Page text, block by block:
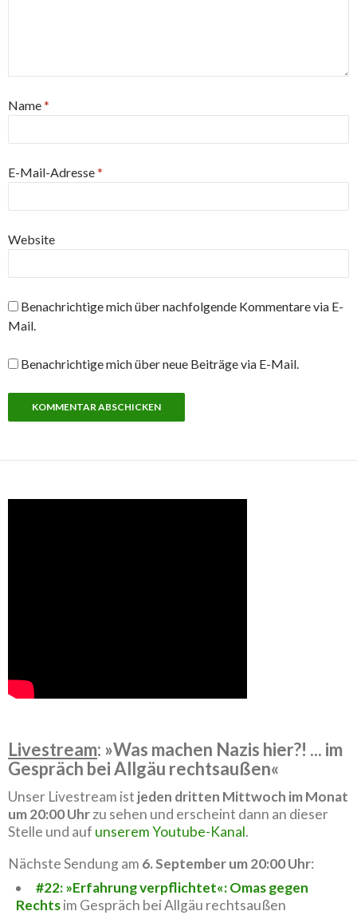
Name*
E-Mail-Adresse*
Website
Benachrichtige mich über nachfolgende Kommentare via E-
Mail.
Benachrichtige mich über neue Beiträge via E-Mail.
Livestream: »Was machen Nazis hier?! ... im
Gespräch bei Allgäu rechtsaußen«
Unser Livestream ist jeden dritten Mittwoch im Monat
um 20:00 Uhrzu sehen und erscheint dann an dieser
Stelle und auf unserem Youtube-Kanal.
Nächste Sendung am 6. September um 20:00 Uhr:
#22: »Erfahrung verpflichtet«: Omas gegen
Rechtsim Gespräch bei Allgäu rechtsaußen